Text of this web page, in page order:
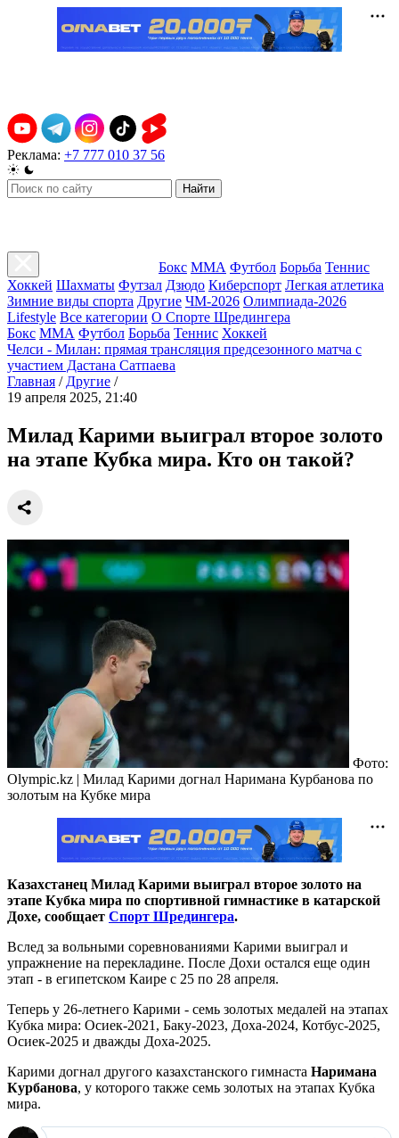
Реклама: +7 777 010 37 56
Найти
Бокс ММА Футбол Борьба Теннис
Хоккей Шахматы Футзал Дзюдо Киберспорт Легкая атлетика
Зимние виды спорта Другие ЧМ-2026 Олимпиада-2026
Lifestyle Все категории О Спорте Шредингера
Бокс ММА Футбол Борьба Теннис Хоккей
Челси - Милан: прямая трансляция предсезонного матча с
участием Дастана Сатпаева
Главная / Другие /
19 апреля 2025, 21:40
Милад Карими выиграл второе золото
на этапе Кубка мира. Кто он такой?
Фото:
Olympic.kz | Милад Карими догнал Наримана Курбанова по
золотым на Кубке мира
Казахстанец Милад Карими выиграл второе золото на
этапе Кубка мира по спортивной гимнастике в катарской
Дохе, сообщает Спорт Шредингера.
Вслед за вольными соревнованиями Карими выиграл и
упражнение на перекладине. После Дохи остался еще один
этап - в египетском Каире с 25 по 28 апреля.
Теперь у 26-летнего Карими - семь золотых медалей на этапах
Кубка мира: Осиек-2021, Баку-2023, Доха-2024, Котбус-2025,
Осиек-2025 и дважды Доха-2025.
Карими догнал другого казахстанского гимнаста Наримана
Курбанова, у которого также семь золотых на этапах Кубка
мира.